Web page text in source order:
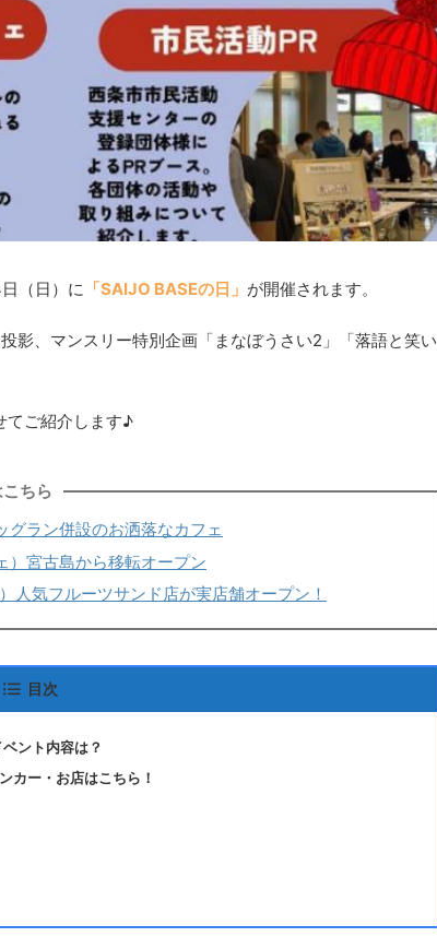
（日）に 「SAIJO BASEの日」 が開催されます。
影、マンスリー特別企画「まなぼうさい2」「落語と笑い
てご紹介します♪
ちら
ラン併設のお洒落なカフェ
）宮古島から移転オープン
人気フルーツサンド店が実店舗オープン！
目次
ント内容は？
カー・お店はこちら！